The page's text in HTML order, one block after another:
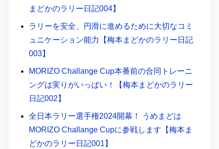
まどかのラリー日記004】
ラリーを安全、円滑に進めるために大切なコミ
ュニケーション能力【梅本まどかのラリー日記
003】
MORIZO Challange Cup本番前の合同トレーニ
ングは実りがいっぱい！【梅本まどかのラリー
日記002】
全日本ラリー選手権2024開幕！ うめまどは
MORIZO Challange Cupに参戦します【梅本ま
どかのラリー日記001】